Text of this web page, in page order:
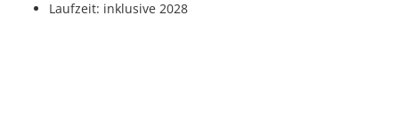
Laufzeit: inklusive 2028